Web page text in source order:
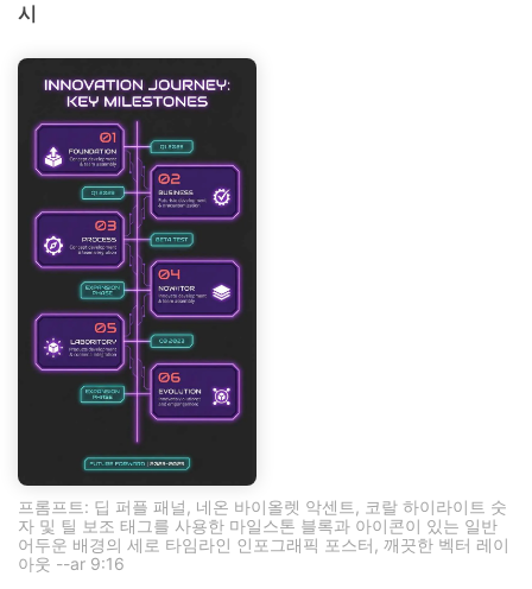
시
프롬프트: 딥 퍼플 패널, 네온 바이올렛 악센트, 코랄 하이라이트 숫
자 및 틸 보조 태그를 사용한 마일스톤 블록과 아이콘이 있는 일반
어두운 배경의 세로 타임라인 인포그래픽 포스터, 깨끗한 벡터 레이
아웃 --ar 9:16